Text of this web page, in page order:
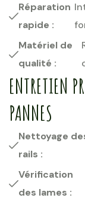
Réparation
rapide :
Matériel de
qualité :
ENTRETIEN
PANNES
Nettoyage
rails :
Vérification
des lames :